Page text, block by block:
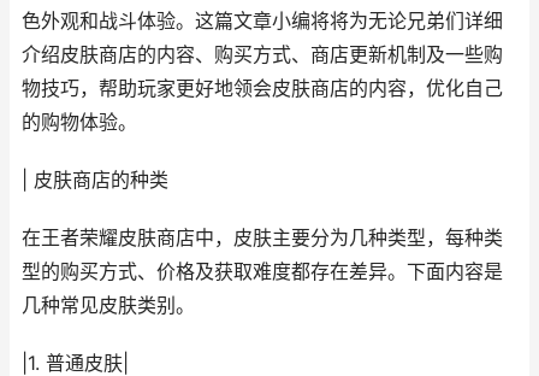
色外观和战斗体验。这篇文章小编将将为无论兄弟们详细
介绍皮肤商店的内容、购买方式、商店更新机制及一些购
物技巧，帮助玩家更好地领会皮肤商店的内容，优化自己
的购物体验。
| 皮肤商店的种类
在王者荣耀皮肤商店中，皮肤主要分为几种类型，每种类
型的购买方式、价格及获取难度都存在差异。下面内容是
几种常见皮肤类别。
|1. 普通皮肤|